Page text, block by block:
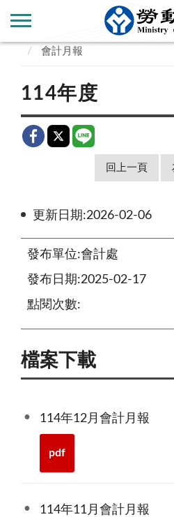
政府資訊公開
預
會計月報
114年度
回上一頁
更新日期:2026-02-06
發布單位:會計處
發布日期:2025-02-17
點閱次數:
檔案下載
114年12月會計月報
pdf
114年11月會計月報